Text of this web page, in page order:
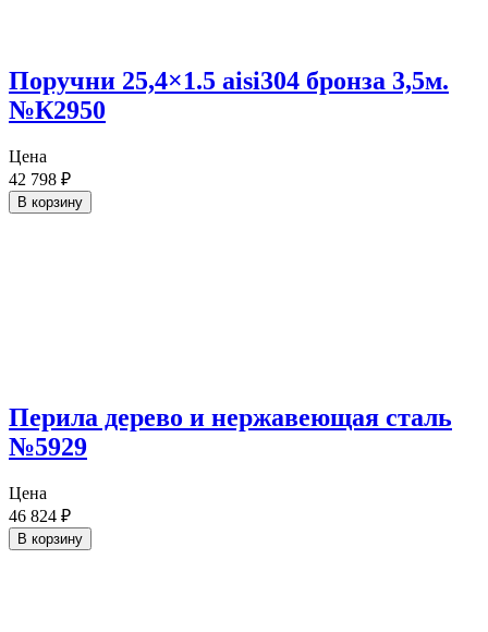
Поручни 25,4×1.5 aisi304 бронза 3,5м.
№К2950
Цена
42 798 ₽
В корзину
Перила дерево и нержавеющая сталь
№5929
Цена
46 824 ₽
В корзину